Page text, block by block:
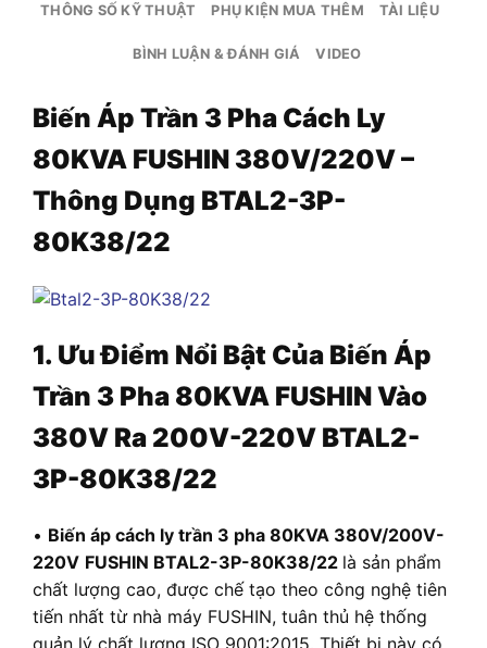
THÔNG SỐ KỸ THUẬT PHỤ KIỆN MUA THÊM TÀI LIỆU
BÌNH LUẬN & ĐÁNH GIÁ VIDEO
Biến Áp Trần 3 Pha Cách Ly
80KVA FUSHIN 380V/220V –
Thông Dụng BTAL2-3P-
80K38/22
1. Ưu Điểm Nổi Bật Của Biến Áp
Trần 3 Pha 80KVA FUSHIN Vào
380V Ra 200V-220V BTAL2-
3P-80K38/22
• Biến áp cách ly trần 3 pha 80KVA 380V/200V-
220V FUSHIN BTAL2-3P-80K38/22 là sản phẩm
chất lượng cao, được chế tạo theo công nghệ tiên
tiến nhất từ nhà máy FUSHIN, tuân thủ hệ thống